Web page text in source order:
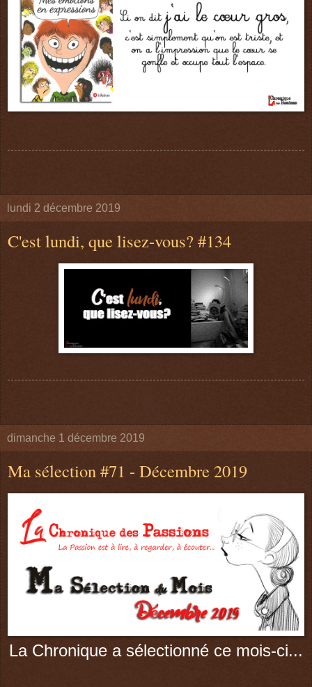
lundi 2 décembre 2019
C'est lundi, que lisez-vous? #134
dimanche 1 décembre 2019
Ma sélection #71 - Décembre 2019
La Chronique a sélectionné ce mois-ci...